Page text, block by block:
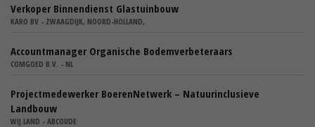
Verkoper Binnendienst Glastuinbouw
KARO BV - ZWAAGDIJK, NOORD-HOLLAND,
Accountmanager Organische Bodemverbeteraars
COMGOED B.V. - NL
Projectmedewerker BoerenNetwerk – Natuurinclusieve
Landbouw
WIJ.LAND - ABCOUDE